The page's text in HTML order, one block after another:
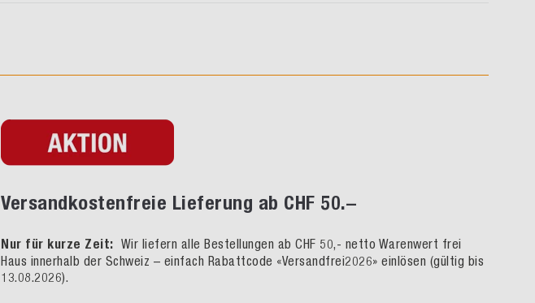
Versandkostenfreie Lieferung ab CHF 50.–
Nur für kurze Zeit: Wir liefern alle Bestellungen ab CHF 50,- netto Warenwert frei
Haus innerhalb der Schweiz – einfach Rabattcode «Versandfrei2026» einlösen (gültig bis
13.08.2026).